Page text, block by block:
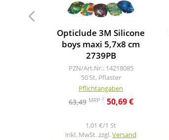
Opticlude 3M Silicone
boys maxi 5,7x8 cm
2739PB
PZN/Art.Nr.: 14218085
50 St, Pflaster
Pflichtangaben
63,49 MRP 2 50,69 €
1,01 €/1 St
inkl. MwSt. zzgl.Versand